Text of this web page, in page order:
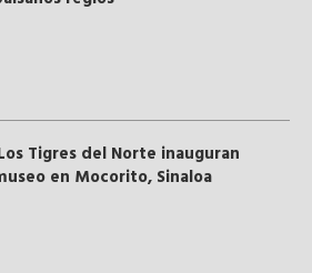
Tigres del Norte inauguran
en Mocorito, Sinaloa